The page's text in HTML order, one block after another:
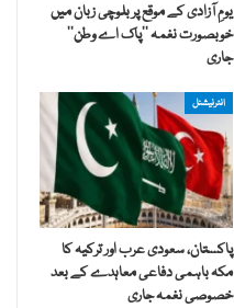
یومِ آزادی کے موقع پر بلوچی زبان میں
خوبصورت نغمہ ’’پاک اے وطن‘‘
جاری
انٹرنیشنل
پاکستان، سعودی عرب اور ترکیہ کا
مکہ باہمی دفاعی معاہدے کے بعد
خصوصی نغمہ جاری